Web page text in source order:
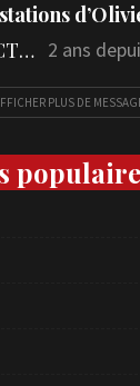
LA REDACTION 2 ans
PLUS DE